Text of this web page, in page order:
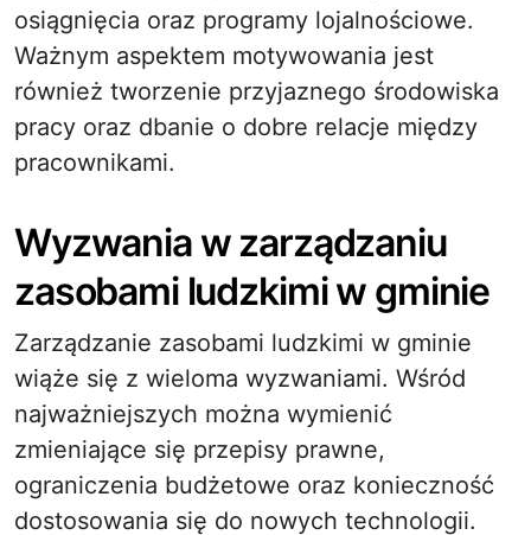
osiągnięcia oraz programy lojalnościowe.
Ważnym aspektem motywowania jest
również tworzenie przyjaznego środowiska
pracy oraz dbanie o dobre relacje między
pracownikami.
Wyzwania w zarządzaniu
zasobami ludzkimi w gminie
Zarządzanie zasobami ludzkimi w gminie
wiąże się z wieloma wyzwaniami. Wśród
najważniejszych można wymienić
zmieniające się przepisy prawne,
ograniczenia budżetowe oraz konieczność
dostosowania się do nowych technologii.